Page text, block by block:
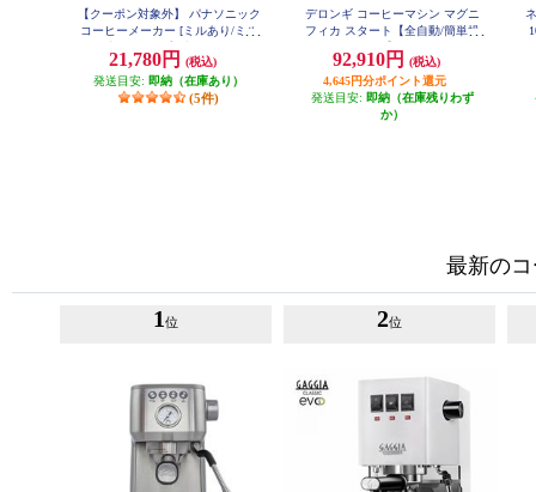
【クーポン対象外】 パナソニック
コーヒーメーカー [ミルあり/ミル
58-K
21,780円
(税込)
発送目安: 即納（在庫あり）
(5件)
デロンギ コーヒーマシン マグニ
フィカ スタート【全自動/簡単操
92,910円
(税込)
4,645円分ポイント還元
発送目安: 即納（在庫残りわず
か）
最新の
1 位 2位